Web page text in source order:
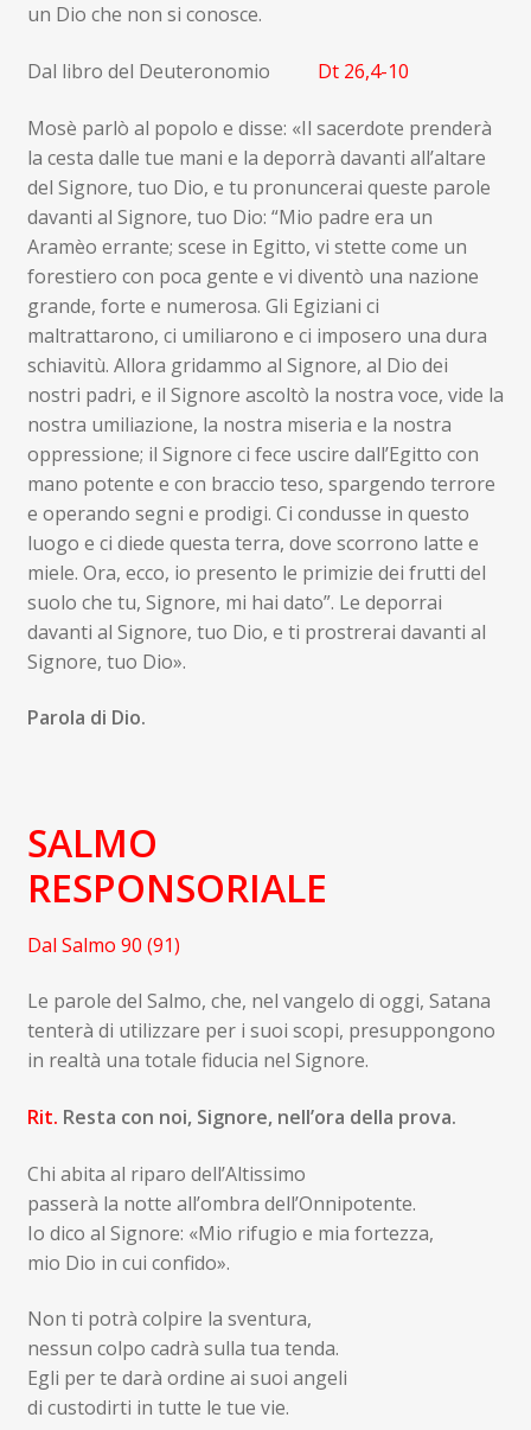
un Dio che non si conosce.
Dal libro del Deuteronomio Dt 26,4-10
Mosè parlò al popolo e disse: «Il sacerdote prenderà
la cesta dalle tue mani e la deporrà davanti all’altare
del Signore, tuo Dio, e tu pronuncerai queste parole
davanti al Signore, tuo Dio: “Mio padre era un
Aramèo errante; scese in Egitto, vi stette come un
forestiero con poca gente e vi diventò una nazione
grande, forte e numerosa. Gli Egiziani ci
maltrattarono, ci umiliarono e ci imposero una dura
schiavitù. Allora gridammo al Signore, al Dio dei
nostri padri, e il Signore ascoltò la nostra voce, vide la
nostra umiliazione, la nostra miseria e la nostra
oppressione; il Signore ci fece uscire dall’Egitto con
mano potente e con braccio teso, spargendo terrore
e operando segni e prodigi. Ci condusse in questo
luogo e ci diede questa terra, dove scorrono latte e
miele. Ora, ecco, io presento le primizie dei frutti del
suolo che tu, Signore, mi hai dato”. Le deporrai
davanti al Signore, tuo Dio, e ti prostrerai davanti al
Signore, tuo Dio».
Parola di Dio.
SALMO
RESPONSORIALE
Dal Salmo 90 (91)
Le parole del Salmo, che, nel vangelo di oggi, Satana
tenterà di utilizzare per i suoi scopi, presuppongono
in realtà una totale fiducia nel Signore.
Rit. Resta con noi, Signore, nell’ora della prova.
Chi abita al riparo dell’Altissimo
passerà la notte all’ombra dell’Onnipotente.
Io dico al Signore: «Mio rifugio e mia fortezza,
mio Dio in cui confido».
Non ti potrà colpire la sventura,
nessun colpo cadrà sulla tua tenda.
Egli per te darà ordine ai suoi angeli
di custodirti in tutte le tue vie.